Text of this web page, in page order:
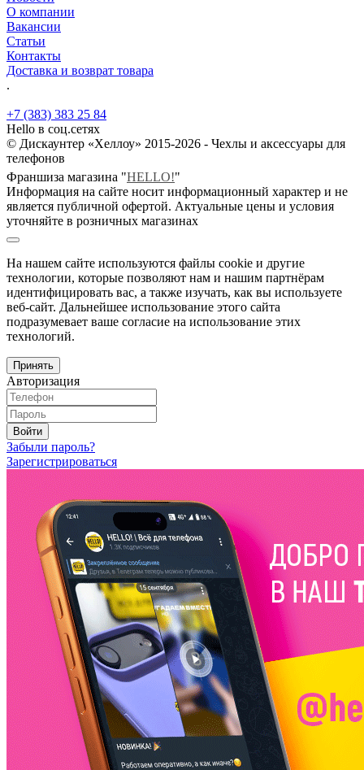
О компании
Вакансии
Статьи
Контакты
Доставка и возврат товара
.
+7 (383) 383 25 84
Hello в соц.сетях
© Дискаунтер «Хеллоу» 2015-2026 - Чехлы и аксессуары для
телефонов
Франшиза магазина "HELLO!"
Информация на сайте носит информационный характер и не
является публичной офертой. Актуальные цены и условия
уточняйте в розничных магазинах
На нашем сайте используются файлы cookie и другие
технологии, которые позволяют нам и нашим партнёрам
идентифицировать вас, а также изучать, как вы используете
веб-сайт. Дальнейшее использование этого сайта
подразумевает ваше согласие на использование этих
технологий.
Принять
Авторизация
Войти
Забыли пароль?
Зарегистрироваться